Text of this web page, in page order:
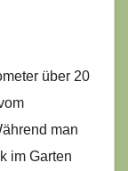
über 20
man
im Garten